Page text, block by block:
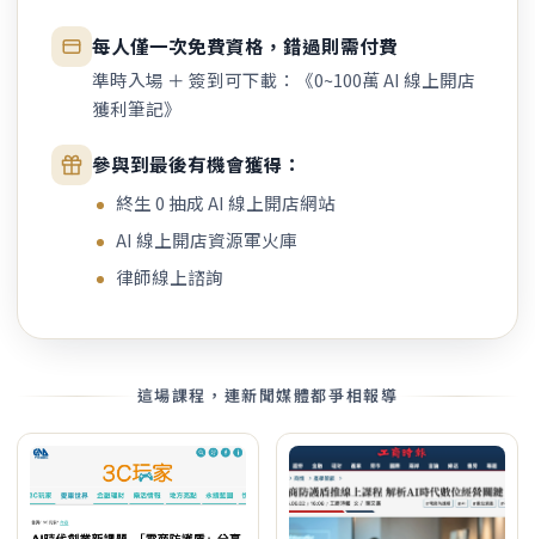
每人僅一次免費資格，錯過則需付費
準時入場 ＋ 簽到可下載：《0~100萬 AI 線上開店
獲利筆記》
參與到最後有機會獲得：
終生 0 抽成 AI 線上開店網站
AI 線上開店資源軍火庫
律師線上諮詢
這場課程，連新聞媒體都爭相報導